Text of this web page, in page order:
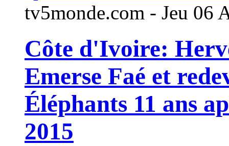
tv5monde.com - Jeu 06
Côte d'Ivoire:
Emerse Faé et
Éléphants 11 ans
2015